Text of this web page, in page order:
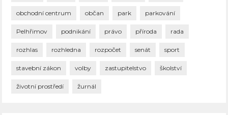
obchodní centrum občan park parkování
Pelhřimov podnikání právo příroda rada
rozhlas rozhledna rozpočet senát sport
stavební zákon volby zastupitelstvo školství
životní prostředí žurnál